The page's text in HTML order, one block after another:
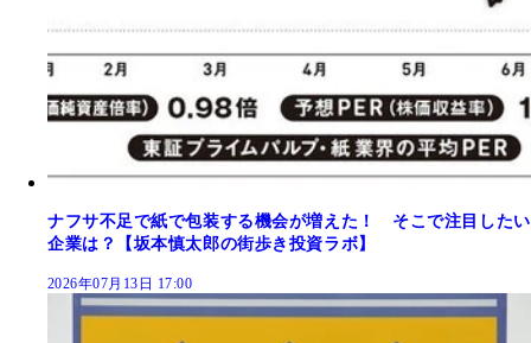
ナフサ不足で紙で包装する機会が増えた！ そこで注目したい
企業は？【坂本慎太郎の街歩き投資ラボ】
2026年07月13日 17:00